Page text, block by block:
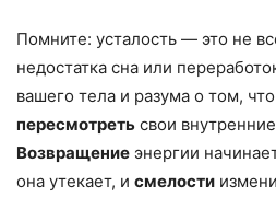
Помните: усталость — это не
недостатка сна или
вашего тела и разума о том,
пересмотреть свои
Возвращение энергии
она утекает, и смелости